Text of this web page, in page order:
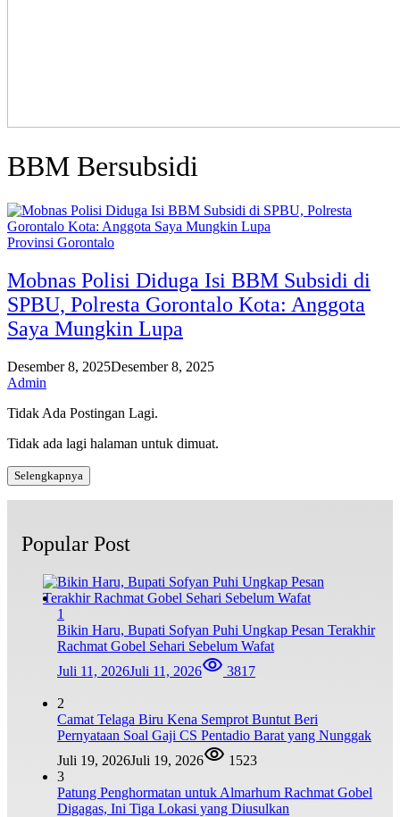
BBM Bersubsidi
Provinsi Gorontalo
Mobnas Polisi Diduga Isi BBM Subsidi di
SPBU, Polresta Gorontalo Kota: Anggota
Saya Mungkin Lupa
Desember 8, 2025Desember 8, 2025
Admin
Tidak Ada Postingan Lagi.
Tidak ada lagi halaman untuk dimuat.
Selengkapnya
Popular Post
1
Bikin Haru, Bupati Sofyan Puhi Ungkap Pesan Terakhir
Rachmat Gobel Sehari Sebelum Wafat
Juli 11, 2026Juli 11, 2026 3817
2
Camat Telaga Biru Kena Semprot Buntut Beri
Pernyataan Soal Gaji CS Pentadio Barat yang Nunggak
Juli 19, 2026Juli 19, 2026
1523
3
Patung Penghormatan untuk Almarhum Rachmat Gobel
Digagas, Ini Tiga Lokasi yang Diusulkan